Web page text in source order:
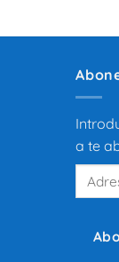
a te
Adresă